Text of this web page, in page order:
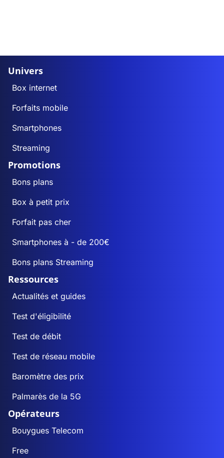
Univers
Box internet
Forfaits mobile
Smartphones
Streaming
Promotions
Bons plans
Box à petit prix
Forfait pas cher
Smartphones à - de 200€
Bons plans Streaming
Ressources
Actualités et guides
Test d'éligibilité
Test de débit
Test de réseau mobile
Baromètre des prix
Palmarès de la 5G
Opérateurs
Bouygues Telecom
Free